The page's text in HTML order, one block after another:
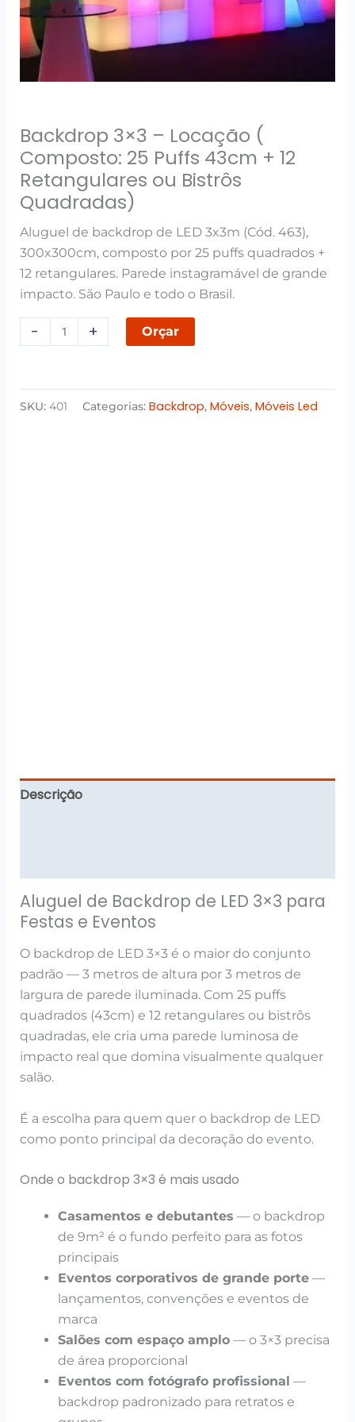
Backdrop 3×3 – Locação (
Composto: 25 Puffs 43cm + 12
Retangulares ou Bistrôs
Quadradas)
Aluguel de backdrop de LED 3x3m (Cód. 463),
300x300cm, composto por 25 puffs quadrados +
12 retangulares. Parede instagramável de grande
impacto. São Paulo e todo o Brasil.
-
ou
Bistrôs
Quadradas)
quantidade
+ Orçar
SKU: 401 Categorias: Backdrop, Móveis, Móveis Led
Descrição
Aluguel de Backdrop de LED 3×3 para
Festas e Eventos
O backdrop de LED 3×3 é o maior do conjunto
padrão — 3 metros de altura por 3 metros de
largura de parede iluminada. Com 25 puffs
quadrados (43cm) e 12 retangulares ou bistrôs
quadradas, ele cria uma parede luminosa de
impacto real que domina visualmente qualquer
salão.
É a escolha para quem quer o backdrop de LED
como ponto principal da decoração do evento.
Onde o backdrop 3×3 é mais usado
Casamentos e debutantes — o backdrop
de 9m² é o fundo perfeito para as fotos
principais
Eventos corporativos de grande porte—
lançamentos, convenções e eventos de
marca
Salões com espaço amplo— o 3×3 precisa
de área proporcional
Eventos com fotógrafo profissional —
backdrop padronizado para retratos e